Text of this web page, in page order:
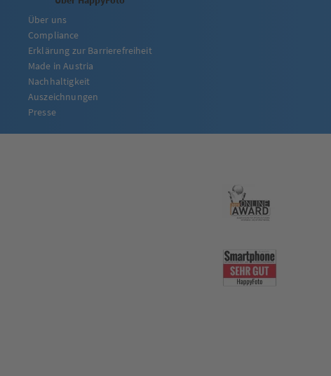
Über uns
Compliance
Erklärung zur Barrierefreiheit
Made in Austria
Nachhaltigkeit
Auszeichnungen
Presse